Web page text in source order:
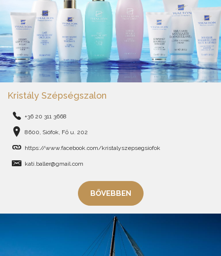
Kristály Szépségszalon
+36 20 311 3668
8600, Siófok, Fő u. 202
https://www.facebook.com/kristalyszepsegsiofok
kati.baller@gmail.com
BŐVEBBEN